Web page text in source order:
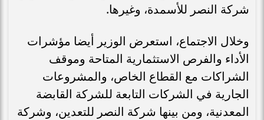
شركة النصر للأسمدة، وغيرها.
وخلال الاجتماع، استعرض الوزير أيضا مؤشرات
الأداء والفرص الاستثمارية المتاحة وموقف
الشراكات مع القطاع الخاص، والمشروعات
الجارية في الشركات التابعة للشركة القابضة
المعدنية، ومن بينها شركة النصر للتعدين، وشركة